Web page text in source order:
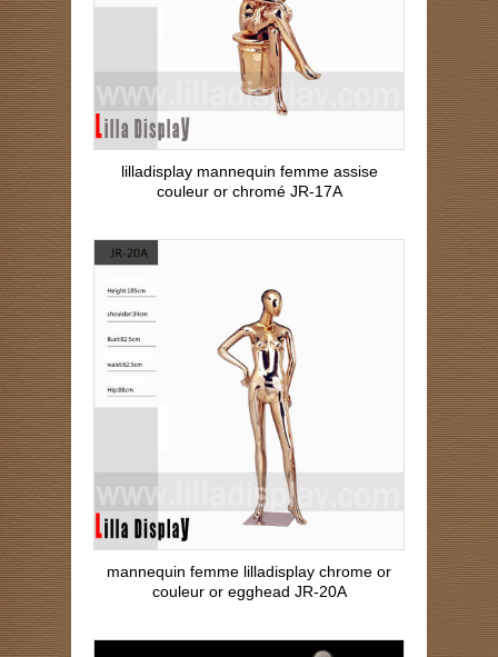
lilladisplay mannequin femme assise
couleur or chromé JR-17A
mannequin femme lilladisplay chrome or
couleur or egghead JR-20A